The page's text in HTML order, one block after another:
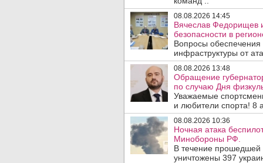
08.08.2026 14:45
Вячеслав Федорищев
безопасности в
Вопросы обеспечения
инфраструктуры от
08.08.2026 13:48
Обращение
по случаю Дня
Уважаемые
и любители спорта! 8
08.08.2026 10:36
Ночная атака
Минобороны РФ.
В течение
уничтожены 397